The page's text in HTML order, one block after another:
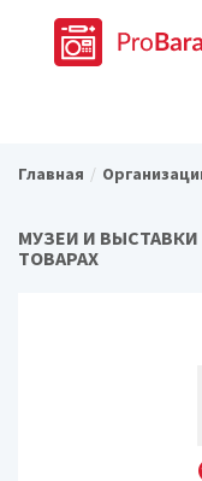
Главная
МУЗЕИ И
ТОВАРАХ